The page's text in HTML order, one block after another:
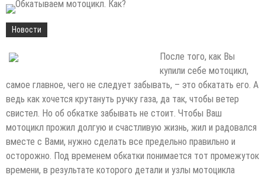
Новости
После того, как Вы
купили себе мотоцикл,
самое главное, чего не следует забывать, – это обкатать его. А
ведь как хочется крутануть ручку газа, да так, чтобы ветер
свистел. Но об обкатке забывать не стоит. Чтобы Ваш
мотоцикл прожил долгую и счастливую жизнь, жил и радовался
вместе с Вами, нужно сделать все предельно правильно и
осторожно. Под временем обкатки понимается тот промежуток
времени, в результате которого детали и узлы мотоцикла